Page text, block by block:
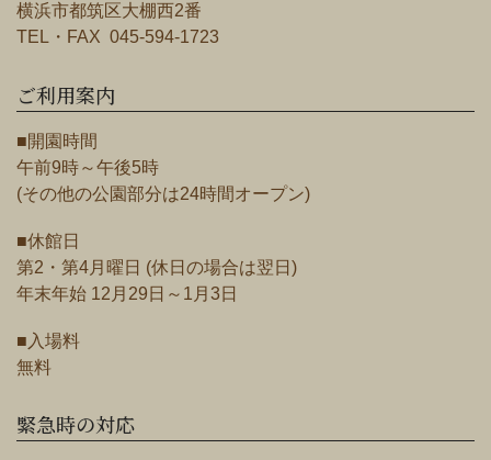
横浜市都筑区大棚西2番
TEL・FAX 045-594-1723
ご利用案内
■開園時間
午前9時～午後5時
(その他の公園部分は24時間オープン)
■休館日
第2・第4月曜日 (休日の場合は翌日)
年末年始 12月29日～1月3日
■入場料
無料
緊急時の対応